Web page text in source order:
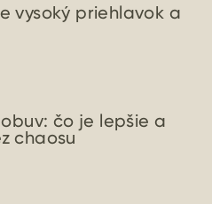
vysoký priehlavok a
čo je lepšie a
chaosu